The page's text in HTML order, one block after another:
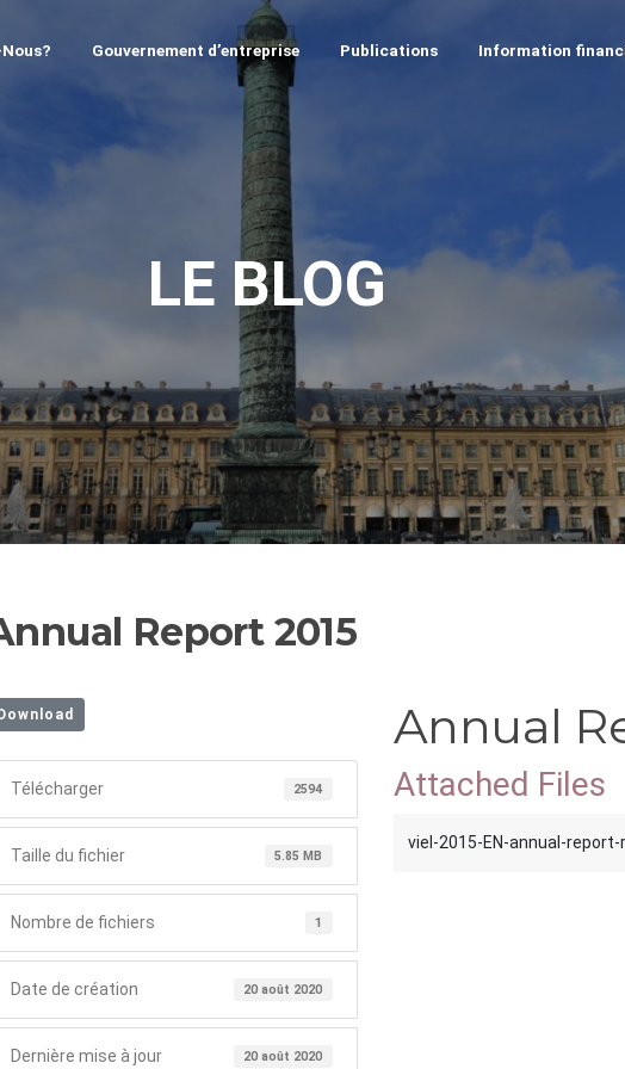
Gouvernement d’entreprise Publications Information
LE BLOG
Report 2015
Download
Télécharger 2594
Taille du fichier 5.85 MB
Nombre de fichiers 1
Date de création 20 août 2020
Dernière mise à jour 20 août 2020
Annual
Attached Files
viel-2015-EN-annual-